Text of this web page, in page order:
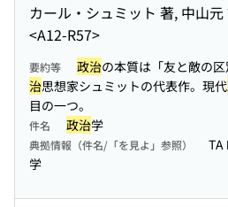
カール・シュミット 著, 中山元
<A12-R57>
要約等 政治の本質は「友と敵の
治思想家シュミットの代表作。現代
目の一つ。
件名 政治学
典拠情報（件名/「を見よ」参照） TA
学